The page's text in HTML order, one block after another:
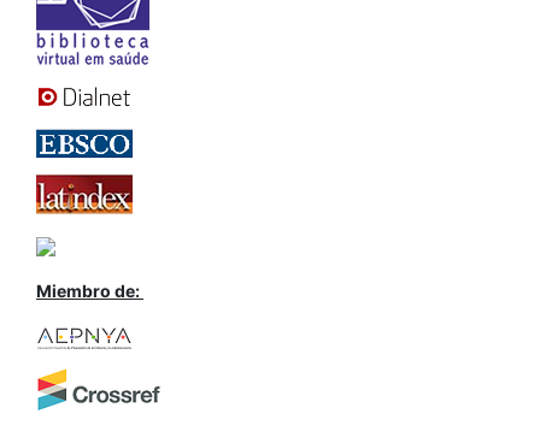
Miembro de: